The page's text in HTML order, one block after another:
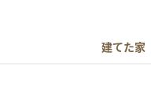
建てた家